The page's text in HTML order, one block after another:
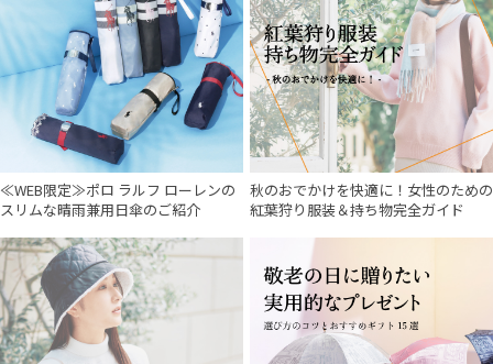
≪WEB限定≫ポロ ラルフ ローレンの
スリムな晴雨兼用日傘のご紹介
秋のおでかけを快適に！女性のための
紅葉狩り服装＆持ち物完全ガイド